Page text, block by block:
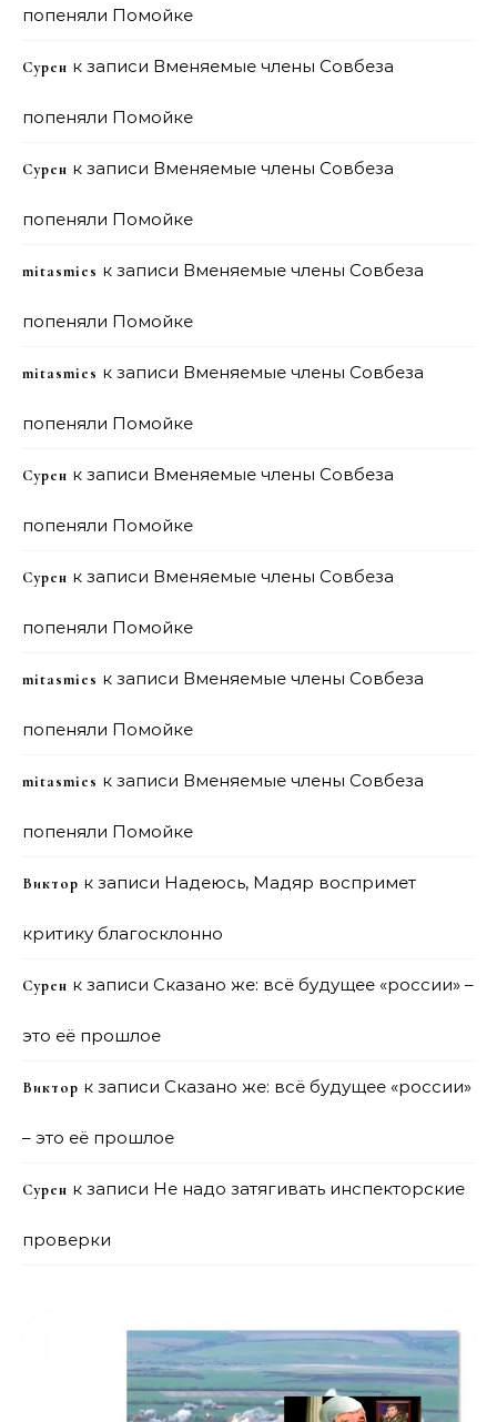
попеняли Помойке
Сурен к записи Вменяемые члены Совбеза
попеняли Помойке
Сурен к записи Вменяемые члены Совбеза
попеняли Помойке
mitasmies к записи Вменяемые члены Совбеза
попеняли Помойке
mitasmies к записи Вменяемые члены Совбеза
попеняли Помойке
Сурен к записи Вменяемые члены Совбеза
попеняли Помойке
Сурен к записи Вменяемые члены Совбеза
попеняли Помойке
mitasmies к записи Вменяемые члены Совбеза
попеняли Помойке
mitasmies к записи Вменяемые члены Совбеза
попеняли Помойке
Виктор к записи Надеюсь, Мадяр воспримет
критику благосклонно
Сурен к записи Сказано же: всё будущее «россии» –
это её прошлое
Виктор к записи Сказано же: всё будущее «россии»
– это её прошлое
Сурен к записи Не надо затягивать инспекторские
проверки